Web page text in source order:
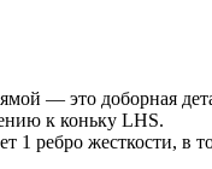
— это доборная
к коньку LHS.
1 ребро жесткости, в